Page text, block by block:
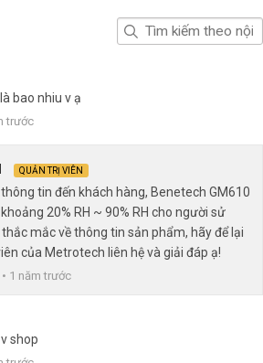
bao nhiu v ạ
trước
QUẢN TRỊ VIÊN
tin đến khách hàng, Benetech GM610
20% RH ~ 90% RH cho người sử
mắc về thông tin sản phẩm, hãy để lại
của Metrotech liên hệ và giải đáp ạ!
• 1 năm trước
shop